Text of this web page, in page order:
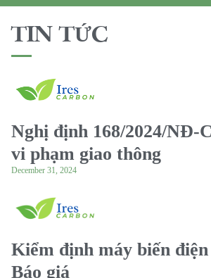
TIN TỨC
Nghị định 168/2024/NĐ-
vi phạm giao thông
December 31, 2024
Kiểm định máy biến
Báo giá